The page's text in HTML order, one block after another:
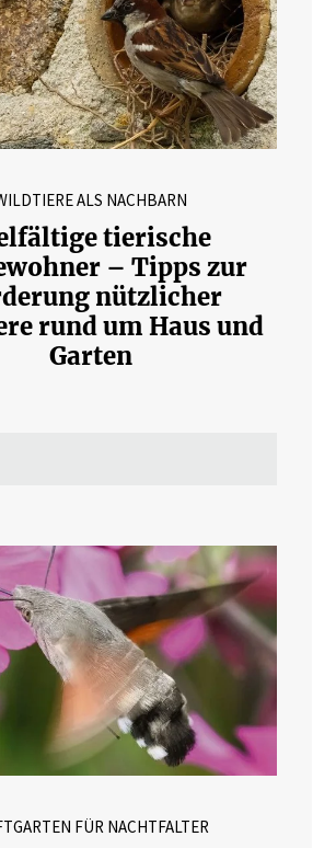
ALS NACHBARN
tierische
– Tipps zur
nützlicher
rund um Haus und
Garten
FÜR NACHTFALTER